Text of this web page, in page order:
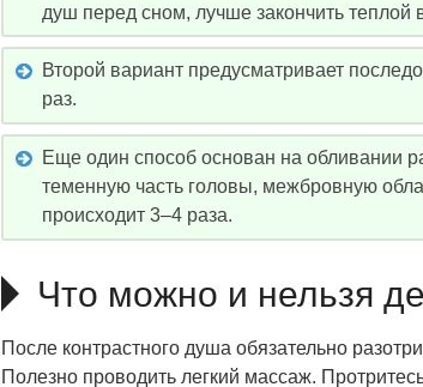
душ перед сном, лучше закончить теплой
Второй вариант предусматривает
раз.
Еще один способ основан на обливании
теменную часть головы, межбровную
происходит 3–4 раза.
Что можно и нельзя
После контрастного душа обязательно
Полезно проводить легкий массаж.